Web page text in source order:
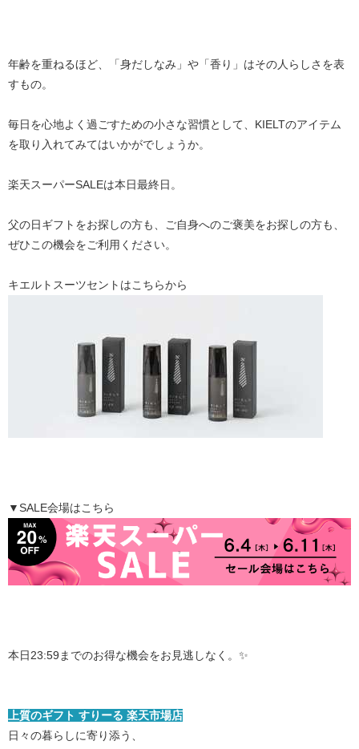
年齢を重ねるほど、「身だしなみ」や「香り」はその人らしさを表
すもの。
毎日を心地よく過ごすための小さな習慣として、KIELTのアイテム
を取り入れてみてはいかがでしょうか。
楽天スーパーSALEは本日最終日。
父の日ギフトをお探しの方も、ご自身へのご褒美をお探しの方も、
ぜひこの機会をご利用ください。
キエルトスーツセントはこちらから
▼SALE会場はこちら
本日23:59までのお得な機会をお見逃しなく。✨
上質のギフト すりーる ​楽天市場店​
​日々の暮らしに寄り添う、